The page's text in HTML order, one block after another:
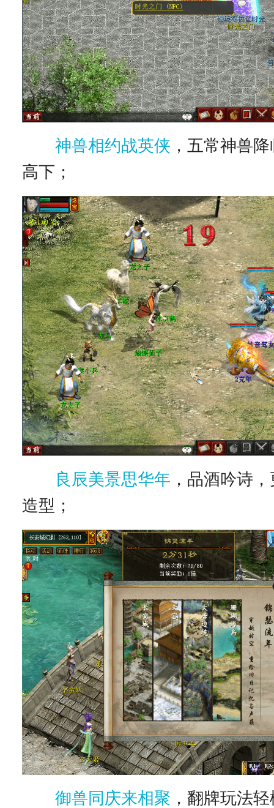
神兽相约战英侠 ，五常神兽
高下；
良辰美景思华年 ，品酒吟诗
造型；
御兽同庆来相聚 ，翻牌玩法